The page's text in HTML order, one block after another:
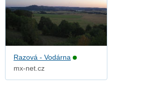
Razová - Vodárna
mx-net.cz